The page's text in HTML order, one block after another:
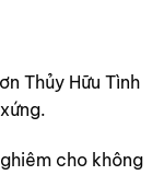
Thủy Hữu Tình
cho không